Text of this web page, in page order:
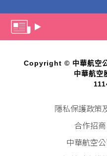
Copyright © 中華航空
中華航空
隱私保護政策
合作招商
中華航空